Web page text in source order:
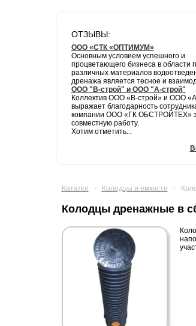
ОТЗЫВЫ:
ООО «СТК «ОПТИМУМ»
Основным условием успешного и
процветающего бизнеса в области
различных материалов
дренажа является тесное и
ООО "В-строй" и ООО "А-строй"
Коллектив ООО «В-строй» и ООО
выражает благодарность
компании ООО «ГК ОБСТРОЙТЕХ»
совместную работу.
Хотим отметить...
Каталог - Колодцы и емкости -
Колодцы дренажные в